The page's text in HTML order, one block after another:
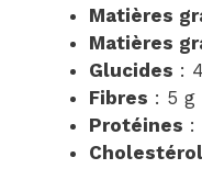
Matières
Matières
Glucides :
Fibres : 5 g
Protéines :
Cholestérol